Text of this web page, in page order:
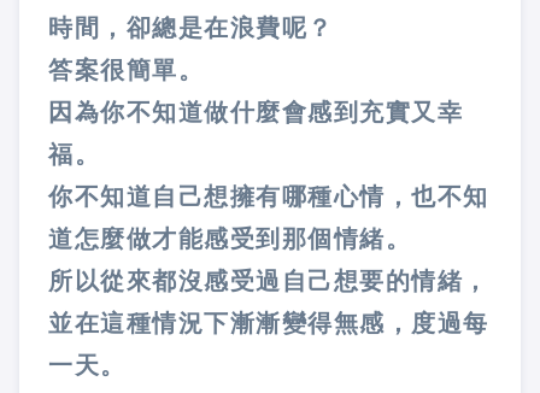
時間，卻總是在浪費呢？
答案很簡單。
因為你不知道做什麼會感到充實又幸
福。
你不知道自己想擁有哪種心情，也不知
道怎麼做才能感受到那個情緒。
所以從來都沒感受過自己想要的情緒，
並在這種情況下漸漸變得無感，度過每
一天。